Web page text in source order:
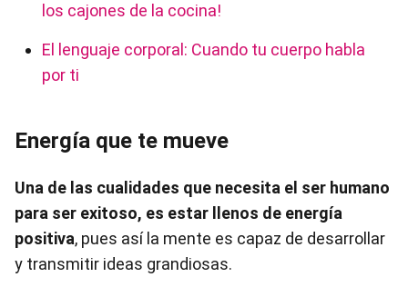
los cajones de la cocina!
El lenguaje corporal: Cuando tu cuerpo habla
por ti
Energía que te mueve
Una de las cualidades que necesita el ser humano
para ser exitoso, es estar llenos de energía
positiva, pues así la mente es capaz de desarrollar
y transmitir ideas grandiosas.